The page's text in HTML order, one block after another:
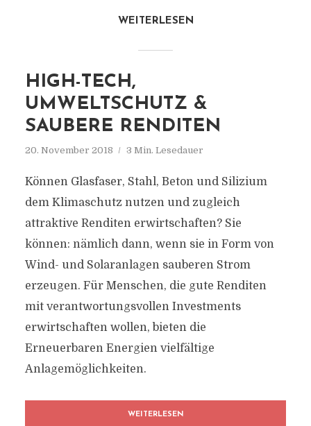
WEITERLESEN
HIGH-TECH,
UMWELTSCHUTZ &
SAUBERE RENDITEN
20. November 2018 3 Min. Lesedauer
Können Glasfaser, Stahl, Beton und Silizium
dem Klimaschutz nutzen und zugleich
attraktive Renditen erwirtschaften? Sie
können: nämlich dann, wenn sie in Form von
Wind- und Solaranlagen sauberen Strom
erzeugen. Für Menschen, die gute Renditen
mit verantwortungsvollen Investments
erwirtschaften wollen, bieten die
Erneuerbaren Energien vielfältige
Anlagemöglichkeiten.
WEITERLESEN